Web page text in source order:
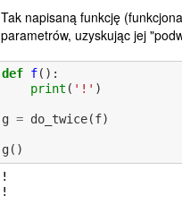
Tak napisaną funkcję
parametrów, uzyskując jej
def f():
print ( '!' )
g = do_twice(f)
g()
!